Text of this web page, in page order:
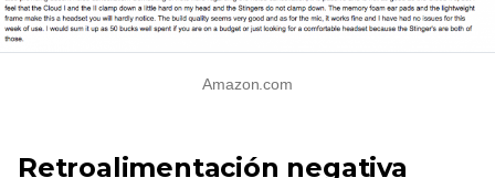
Amazon.com
Retroalimentación negativa